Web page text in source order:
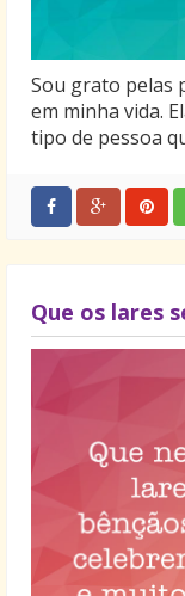
Sou grato pelas
em minha vida.
tipo de pessoa
Que os lares